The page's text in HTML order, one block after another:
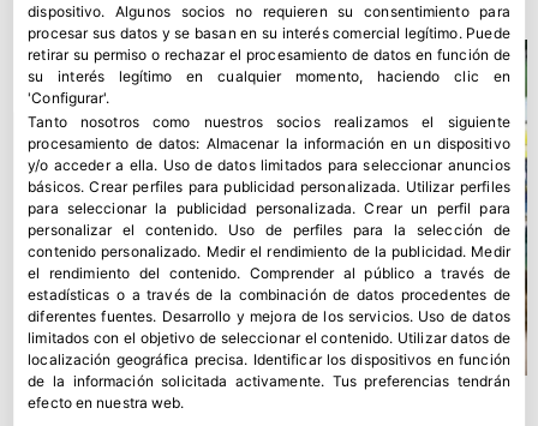
dispositivo. Algunos socios no requieren su consentimiento para
procesar sus datos y se basan en su interés comercial legítimo. Puede
retirar su permiso o rechazar el procesamiento de datos en función de
su interés legítimo en cualquier momento, haciendo clic en
'Configurar'.
Tanto nosotros como nuestros socios realizamos el siguiente
procesamiento de datos: Almacenar la información en un dispositivo
y/o acceder a ella. Uso de datos limitados para seleccionar anuncios
básicos.Crear perfiles para publicidad personalizada. Utilizar perfiles
para seleccionar la publicidad personalizada.Crear un perfil para
personalizar el contenido. Uso de perfiles para la selección de
contenido personalizado. Medir el rendimiento de la publicidad. Medir
el rendimiento del contenido.Comprender al público a través de
estadísticas o a través de la combinación de datos procedentes de
diferentes fuentes. Desarrollo y mejora de los servicios. Uso de datos
limitados con el objetivo de seleccionar el contenido. Utilizar datos de
localización geográfica precisa. Identificar los dispositivos en función
de la información solicitada activamente. Tus preferencias tendrán
efecto en nuestra web.